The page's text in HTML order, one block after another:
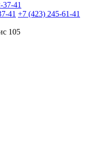
37-41
41 +7 (423) 245-61-41
105